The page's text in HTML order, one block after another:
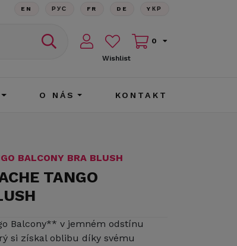
EN РУС FR DE YКР
Wishlist
0
O NÁS KONTAKT
BALCONY BRA BLUSH
TANGO
Balcony** v jemném odstínu
si získal oblibu díky svému